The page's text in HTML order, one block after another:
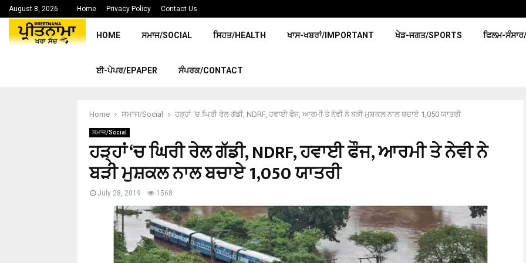
August 8, 2026 Home Privacy Policy Contact Us
HOME ਸਮਾਜ/SOCIAL ਸਿਹਤ/HEALTH ਖਾਸ-ਖਬਰਾਂ/IMPORTANT ਖੇਡ-ਜਗਤ/SPORTS ਫਿਲਮ-
ਈ-ਪੇਪਰ/EPAPER ਸੰਪਰਕ/CONTACT
Home ਸਮਾਜ/Social ਹੜ੍ਹਾਂ ‘ਚ ਘਿਰੀ ਰੇਲ ਗੱਡੀ, NDRF, ਹਵਾਈ ਫੌਜ, ਆਰਮੀ ਤੇ ਨੇਵੀ ਨੇ ਬੜੀ ਮੁਸ਼ਕਲ ਨਾਲ ਬਚਾਏ 1,050 ਯਾਤਰੀ
ਸਮਾਜ/Social
ਹੜ੍ਹਾਂ ‘ਚ ਘਿਰੀ ਰੇਲ ਗੱਡੀ, NDRF, ਹਵਾਈ ਫੌਜ, ਆਰਮੀ ਤੇ ਨੇਵੀ ਨੇ
ਬੜੀ ਮੁਸ਼ਕਲ ਨਾਲ ਬਚਾਏ 1,050 ਯਾਤਰੀ
July 28, 2019 1568